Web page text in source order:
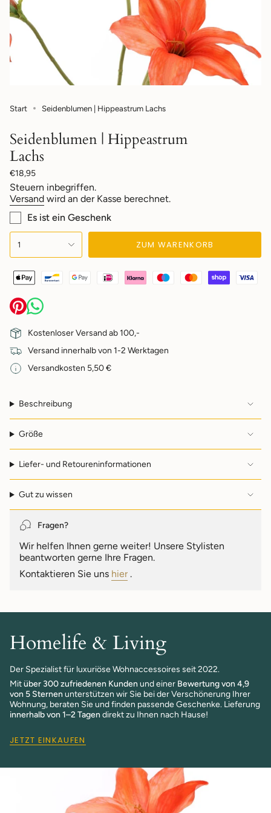
Start Seidenblumen | Hippeastrum Lachs
Seidenblumen | Hippeastrum
Lachs
Regulärer
Preis
€18,95
Steuern inbegriffen.
Versand wird an der Kasse berechnet.
Es ist ein Geschenk
{"in_cart_html"=>"
<span
class=\"quantity-
cart\">
{{
}}
</span>
im
Warenkorb",
"decrease"=>"Menge
für
{{
verringern",
"multiples_of"=>"Schritte
von
}}",
"minimum_of"=>"Minimum
von
{{
quantity
}}",
von
quantity
1 ZUM WARENKORB
Kostenloser Versand ab 100,-
Versand innerhalb von 1-2 Werktagen
Versandkosten 5,50 €
Beschreibung
Größe
Liefer- und Retoureninformationen
Gut zu wissen
Fragen?
Wir helfen Ihnen gerne weiter! Unsere Stylisten
beantworten gerne Ihre Fragen.
Kontaktieren Sie uns hier .
Homelife & Living
Der Spezialist für luxuriöse Wohnaccessoires seit 2022.
Mitüber 300 zufriedenen Kunden und einer Bewertung von 4,9
von 5 Sternen unterstützen wir Sie bei der Verschönerung Ihrer
Wohnung, beraten Sie und finden passende Geschenke. Lieferung
innerhalb von 1–2 Tagen direkt zu Ihnen nach Hause!
JETZT EINKAUFEN